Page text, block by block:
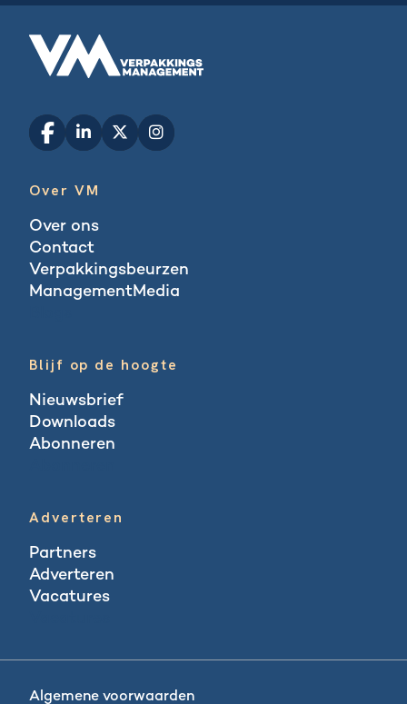
Over VM
Over ons
Contact
Verpakkingsbeurzen
ManagementMedia
Blijf op de hoogte
Nieuwsbrief
Downloads
Abonneren
Adverteren
Partners
Adverteren
Vacatures
Algemene voorwaarden